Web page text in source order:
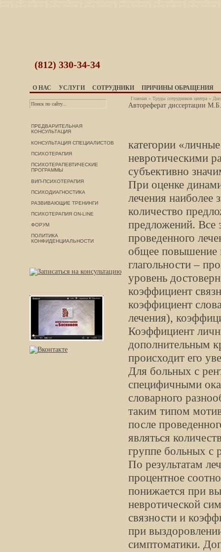
(812) 330-34-34
О НАС УСЛУГИ СОТРУДНИКИ ПРИЧИНЫ ОБРАЩЕНИЯ
ПРЕДВАРИТЕЛЬНАЯ
КОНСУЛЬТАЦИЯ
КОНСУЛЬТАЦИЯ СПЕЦИАЛИСТОВ
ПСИХОТЕРАПИЯ
ПСИХОТЕРАПЕВТИЧЕСКИЕ
ПРОГРАММЫ
ВИП-ПСИХОТЕРАПИЯ
ПСИХОДИАГНОСТИКА
РАЗВИВАЮЩИЕ ТРЕНИНГИ
ПСИХОТЕРАПИЯ ON-LINE
ФОРУМ
ПОЛИТИКА
КОНФИДЕНЦИАЛЬНОСТИ
Главная » Труды сотрудников центра »
Автореферат диссертации
категории
невротическими
субъективно
При оценке
лечения наиболее
количество
предложений. Все
проведенного
общее повышение
глагольности –
уровень
коэффициент
коэффициент
лечения),
Коэффициент
дополнительным
происходит его
Для больных с
специфичными
словарного
таким типом
после
являться
группе больных с
По результатам
процентное
понижается при
невротической
связности и
при
симптоматики.